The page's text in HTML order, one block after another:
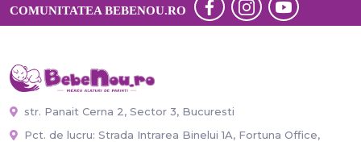
COMUNITATEA BEBENOU.RO
str. Panait Cerna 2, Sector 3, Bucuresti
Pct. de lucru: Strada Intrarea Binelui 1A, Fortuna Office,